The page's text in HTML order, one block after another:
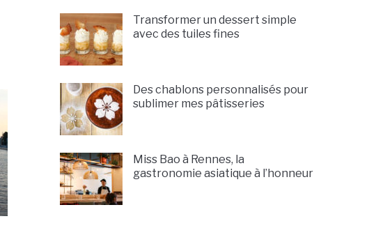
Transformer un dessert simple
avec des tuiles fines
Des chablons personnalisés pour
sublimer mes pâtisseries
Miss Bao à Rennes, la
gastronomie asiatique à l’honneur